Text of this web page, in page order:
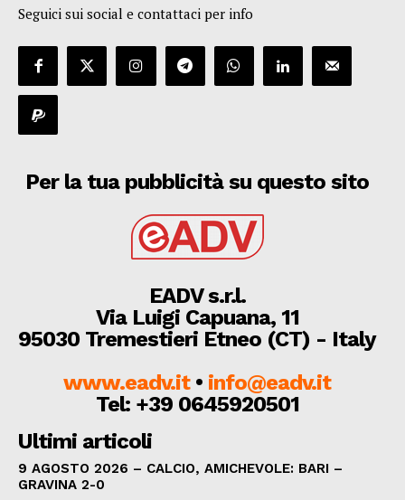
Seguici sui social e contattaci per info
Per la tua pubblicità su questo sito
EADV s.r.l.
Via Luigi Capuana, 11
95030 Tremestieri Etneo (CT) - Italy
www.eadv.it• info@eadv.it
Tel: +39 0645920501
Ultimi articoli
9 AGOSTO 2026 – CALCIO, AMICHEVOLE: BARI –
GRAVINA 2-0